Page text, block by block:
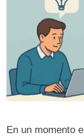
En un momento